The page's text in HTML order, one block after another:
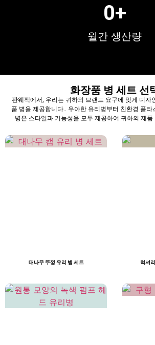
월간 생산량
0+
화장품 병 세트 선
판웨팩에서, 우리는 귀하의 브랜드 요구에 맞게 디자
품 병을 제공합니다.. 우아한 유리병부터 친환경 플라
병은 스타일과 기능성을 모두 제공하여 귀하의 제품
대나무 뚜껑 유리 병 세트 럭셔